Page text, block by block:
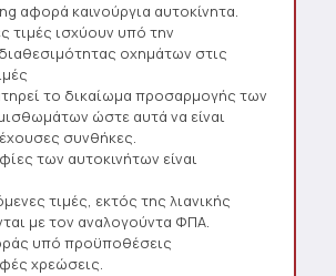
αφορά καινούργια αυτοκίνητα.
τιμές ισχύουν υπό την
οχημάτων στις
το δικαίωμα προσαρμογής των
ώστε αυτά να είναι
συνθήκες.
των αυτοκινήτων είναι
τιμές, εκτός της λιανικής
με τον αναλογούντα ΦΠΑ.
υπό προϋποθέσεις
χρεώσεις.